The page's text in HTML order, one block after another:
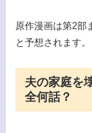
原作漫画は第2部
と予想されます。
夫の家庭を
全何話？